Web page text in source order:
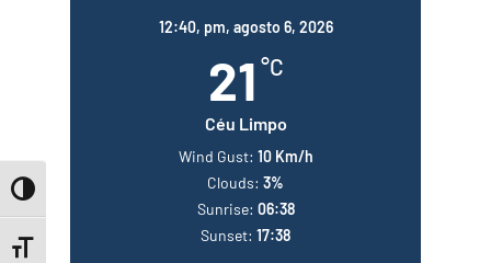
Toggle High Contrast
Toggle Font size
12:40, pm, agosto 6, 2026
21 °C
Céu Limpo
Wind Gust: 10 Km/h
Clouds: 3%
Sunrise: 06:38
Sunset: 17:38